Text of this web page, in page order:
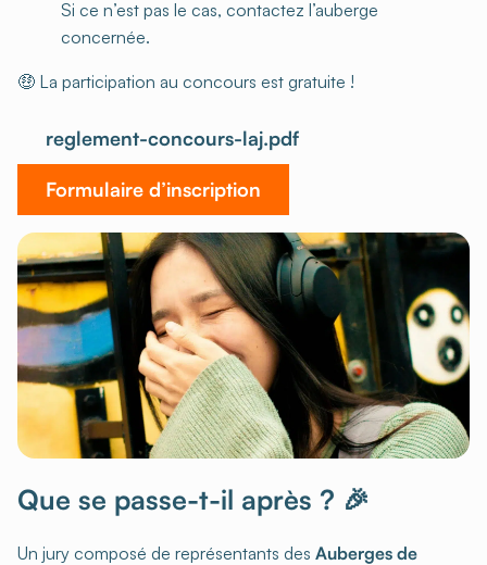
Si ce n’est pas le cas, contactez l’auberge
concernée.
🤑 La participation au concours est gratuite !
reglement-concours-laj.pdf
Formulaire d’inscription
Que se passe-t-il après ? 🎉
Un jury composé de représentants des Auberges de